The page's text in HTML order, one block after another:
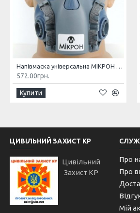
Напівмаска універсальна МІКРОН НМ
572.00грн.
Купити
ЦИВІЛЬНИЙ ЗАХИСТ КР
Цивільний
Захист КР
Про
Про
Мій